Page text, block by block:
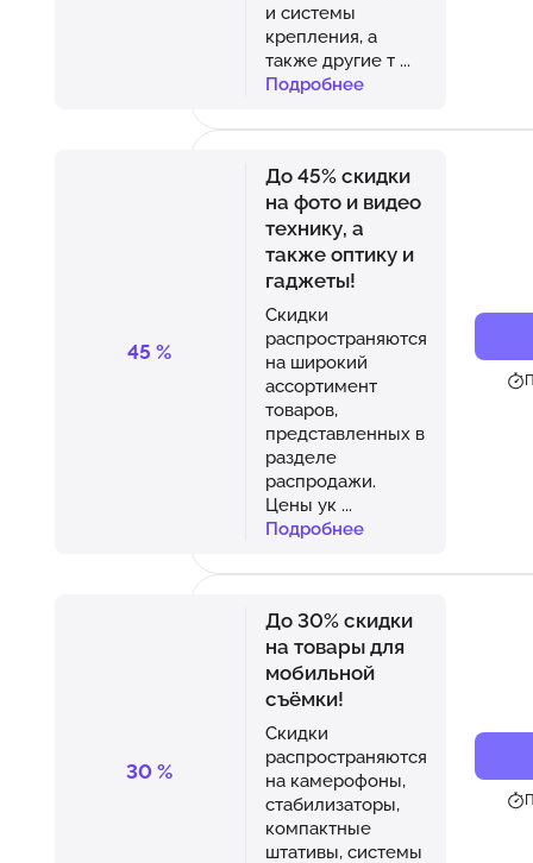
и системы
крепления, а
также другие т ...
Подробнее
45 %
До 45% скидки
на фото и видео
технику, а
также оптику и
гаджеты!
Скидки
распространяются
на широкий
ассортимент
товаров,
представленных в
разделе
распродажи.
Цены ук ...
Подробнее
30 %
До 30% скидки
на товары для
мобильной
съёмки!
Скидки
распространяются
на камерофоны,
стабилизаторы,
компактные
штативы, системы